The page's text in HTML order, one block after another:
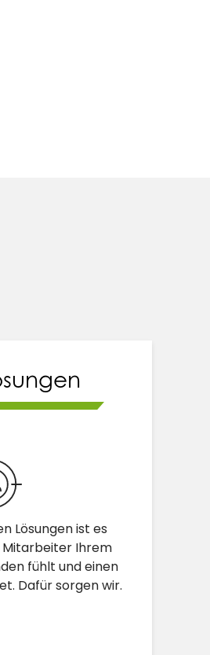
Lösungen ist es
Mitarbeiter Ihrem
fühlt und einen
Dafür sorgen wir.